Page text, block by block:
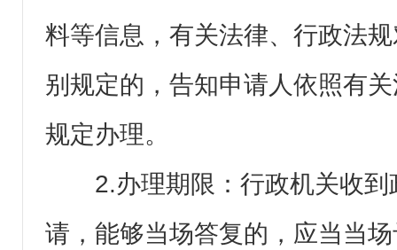
料等信息，有关法律、行政法
别规定的，告知申请人依照有
规定办理。
2.办理期限：行政机关收
请，能够当场答复的，应当当